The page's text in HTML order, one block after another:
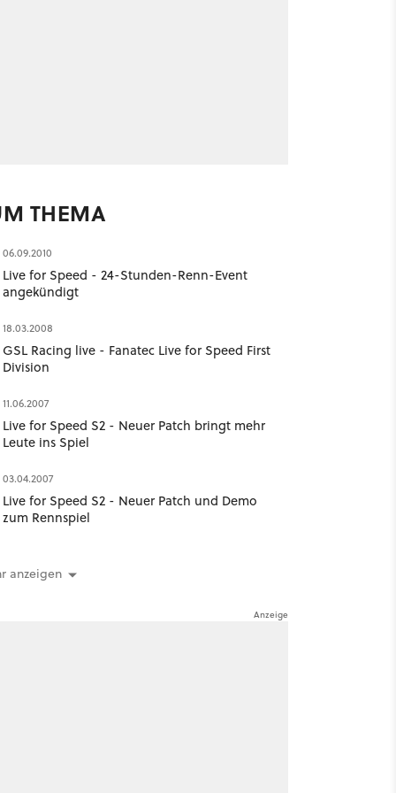
THEMA
06.09.2010
Live for Speed - 24-Stunden-Renn-Event
angekündigt
18.03.2008
GSL Racing live - Fanatec Live for Speed First
Division
11.06.2007
Live for Speed S2 - Neuer Patch bringt mehr
Leute ins Spiel
03.04.2007
Live for Speed S2 - Neuer Patch und Demo
zum Rennspiel
anzeigen